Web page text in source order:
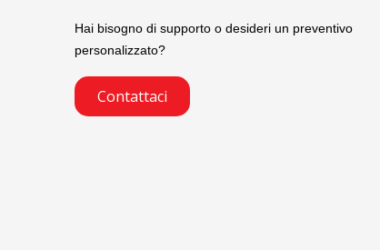
Hai bisogno di supporto o desideri un preventivo
personalizzato?
Contattaci